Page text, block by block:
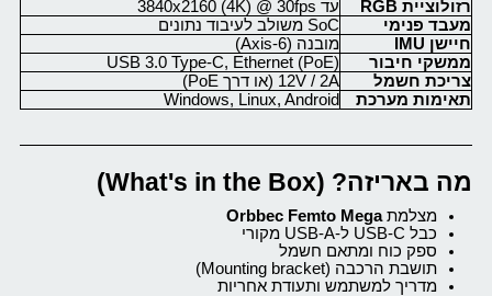
רזולוציית RGB
עד 3840x2160 (4K) @ 30fps
מעבד פנימי
SoC משולב לעיבוד נתונים
חיישן IMU
מובנה (6-Axis)
ממשקי חיבור
USB 3.0 Type-C, Ethernet (PoE)
צריכת חשמל
12V / 2A (או דרך PoE)
תאימות מערכת
Windows, Linux, Android
מה באריזה? (What's in the Box)
מצלמתOrbbec Femto Mega
כבל USB-C ל-USB-A מקורי
ספק כוח ומתאם חשמל
תושבת הרכבה (Mounting bracket)
מדריך למשתמש ותעודת אחריות